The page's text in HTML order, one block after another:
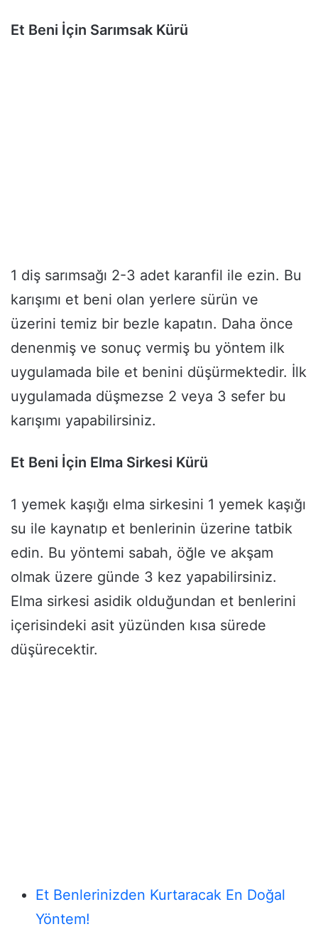
Et Beni İçin Sarımsak Kürü
1 diş sarımsağı 2-3 adet karanfil ile ezin. Bu
karışımı et beni olan yerlere sürün ve
üzerini temiz bir bezle kapatın. Daha önce
denenmiş ve sonuç vermiş bu yöntem ilk
uygulamada bile et benini düşürmektedir. İlk
uygulamada düşmezse 2 veya 3 sefer bu
karışımı yapabilirsiniz.
Et Beni İçin Elma Sirkesi Kürü
1 yemek kaşığı elma sirkesini 1 yemek kaşığı
su ile kaynatıp et benlerinin üzerine tatbik
edin. Bu yöntemi sabah, öğle ve akşam
olmak üzere günde 3 kez yapabilirsiniz.
Elma sirkesi asidik olduğundan et benlerini
içerisindeki asit yüzünden kısa sürede
düşürecektir.
Et Benlerinizden Kurtaracak En Doğal
Yöntem!